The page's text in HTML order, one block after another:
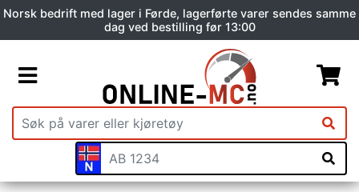
Norsk bedrift med lager i Førde, lagerførte varer sendes samme
dag ved bestilling før 13:00